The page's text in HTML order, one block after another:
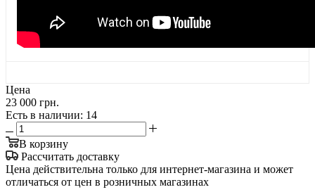
Цена
23 000 грн.
Есть в наличии: 14
В корзину
Рассчитать доставку
Цена действительна только для интернет-магазина и может
отличаться от цен в розничных магазинах